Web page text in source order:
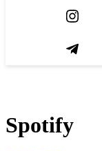
Spotify